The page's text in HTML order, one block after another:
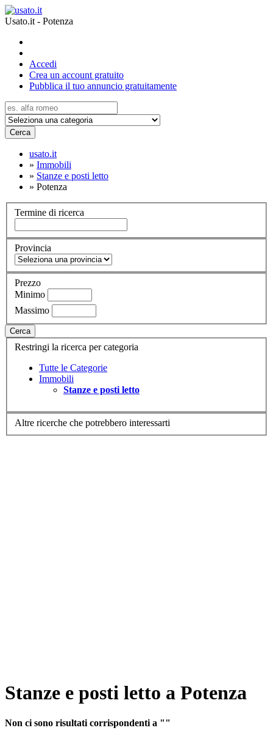
Usato.it - Potenza
Accedi
Crea un account gratuito
Pubblica il tuo annuncio gratuitamente
Cerca
usato.it
» Immobili
» Stanze e posti letto
» Potenza
Termine di ricerca
Provincia
Prezzo
Minimo
Massimo
Cerca
Restringi la ricerca per categoria
Tutte le Categorie
Immobili
Stanze e posti letto
Altre ricerche che potrebbero interessarti
Stanze e posti letto a Potenza
Non ci sono risultati corrispondenti a ""